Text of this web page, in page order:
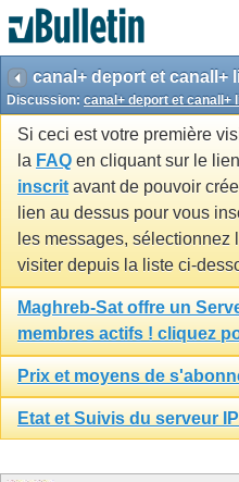
canal+ deport et canall+
Discussion: canal+ deport et canall+
Si ceci est votre première
la FAQ en cliquant sur le
inscrit avant de pouvoir
lien au dessus pour vous
les messages, sélectionnez
visiter depuis la liste ci-
Maghreb-Sat offre un
membres actifs ! cliquez
Prix et moyens de
Etat et Suivis du serveur